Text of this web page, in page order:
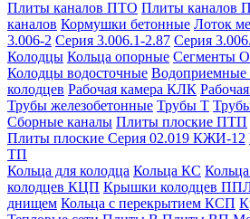
Плиты каналов ПТО Плиты каналов
каналов Кормушки бетонные Лоток
3.006-2 Серия 3.006.1-2.87 Серия
Колодцы Кольца опорные Сегменты
Колодцы водосточные Водоприемные
колодцев Рабочая камера КЛК
Трубы железобетонные Трубы Т
Сборные каналы Плиты плоские ПТП
Плиты плоские Серия 02.019 КЖИ-12
ТП
Кольца для колодца Кольца КС
колодцев КЦП Крышки колодцев
днищем Кольца с перекрытием КСП